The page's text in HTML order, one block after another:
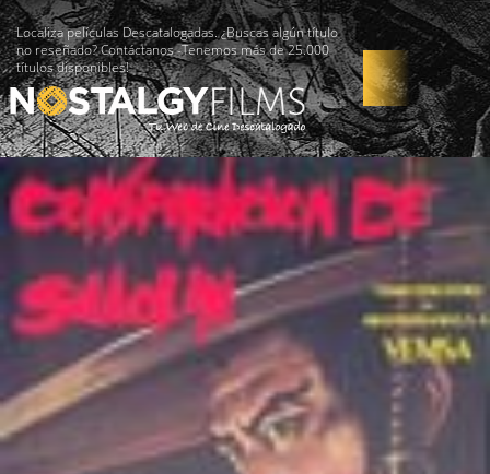
Localiza películas Descatalogadas. ¿Buscas algún título
no reseñado? Contáctanos -Tenemos más de 25.000
títulos disponibles!